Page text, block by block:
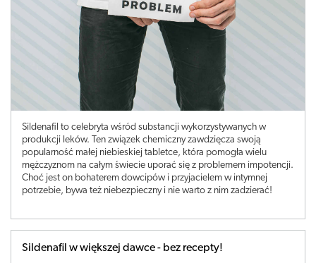
Sildenafil to celebryta wśród substancji wykorzystywanych w
produkcji leków. Ten związek chemiczny zawdzięcza swoją
popularność małej niebieskiej tabletce, która pomogła wielu
mężczyznom na całym świecie uporać się z problemem impotencji.
Choć jest on bohaterem dowcipów i przyjacielem w intymnej
potrzebie, bywa też niebezpieczny i nie warto z nim zadzierać!
Sildenafil w większej dawce - bez recepty!